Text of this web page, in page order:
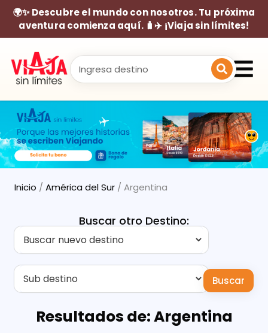
🌍✨ Descubre el mundo con nosotros. Tu próxima
aventura comienza aquí. 🧳✈️ ¡Viaja sin límites!
Inicio / América del Sur / Argentina
Buscar otro Destino:
Buscar
Resultados de: Argentina